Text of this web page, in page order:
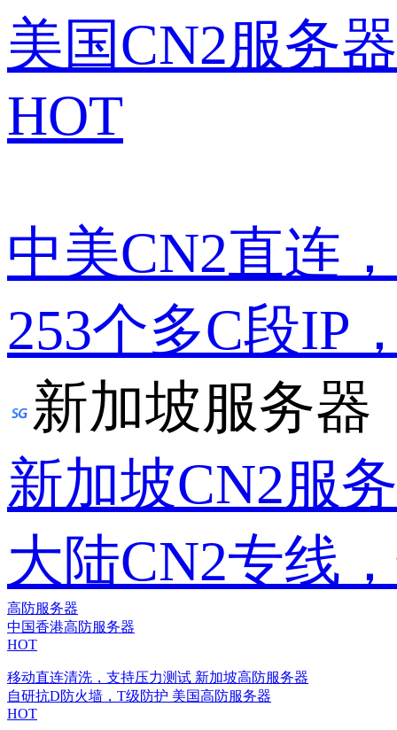
美国CN2服务器
HOT
中美CN2直连
253个多C段IP
新加坡服务器
新加坡CN2服
大陆CN2专线
高防服务器
中国香港高防服务器
HOT
移动直连清洗，支持压力测试 新加坡高防服务器
自研抗D防火墙，T级防护 美国高防服务器
HOT